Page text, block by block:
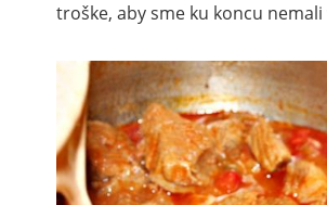
troške, aby sme ku koncu nemali